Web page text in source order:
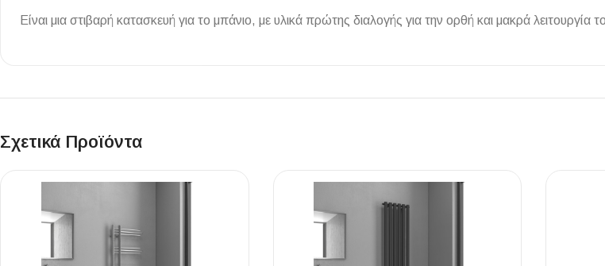
Ειδικά Τεμάχια
Είναι μια στιβαρή κατασκευή για το μπάνιο, με υλικά πρώτης διαλογής για την ορθή και μακρά
Σχετικά Προϊόντα